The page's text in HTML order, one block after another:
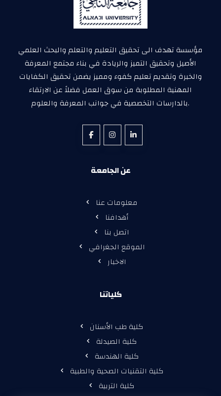
مؤسسة تهدف الى تحقيق التعليم والتعلم والبحث العلمي
الأصيل وتحقيق التميز والريادة في بناء مجتمع المعرفة
والخبرة وتقديم تعليم كفوء ومميز يضمن تحقيق الكفايات
المهنية المطلوبة من سوق العمل فضلاً عن الارتقاء
بالدارسات التخصصية في جوانب المعرفة والعلوم.
عن الجامعة
معلومات عنا
أهدافنا
اتصل بنا
الموقع الجغرافي
الاخبار
كلياتنا
كلية طب الأسنان
كلية الصيدلة
كلية الهندسة
كلية التقنيات الصحية والطبية
كلية التربية